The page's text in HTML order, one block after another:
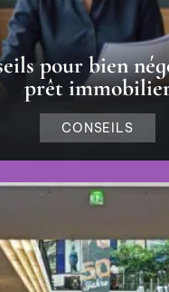
pour bien
prêt
CONSEILS